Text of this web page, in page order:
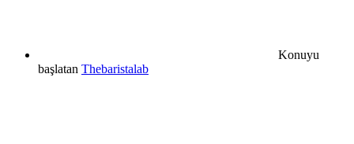
Konuyu
başlatan Thebaristalab